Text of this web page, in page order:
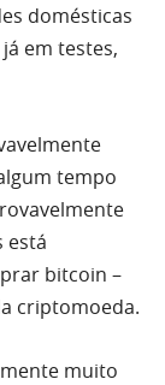
domésticas
em testes,
tempo
está
bitcoin –
criptomoeda.
muito